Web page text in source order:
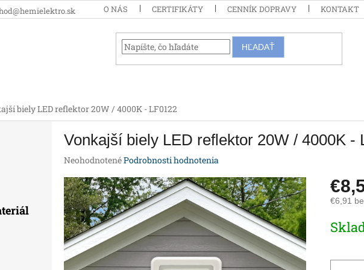
O NÁS CERTIFIKÁTY CENNÍK DOPRAVY KONTAKT
HĽADAŤ
biely LED reflektor 20W / 4000K - LF0122
Vonkajší biely LED reflektor 20W / 4000K -
Priemerné
produktu
je
0,0
z
5
hviezdičiek.
NeohodnotenéPodrobnosti hodnotenia
€6,91
cena: